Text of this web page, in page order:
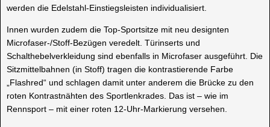
werden die Edelstahl-Einstiegsleisten individualisiert.
Innen wurden zudem die Top-Sportsitze mit neu designten
Microfaser-/Stoff-Bezügen veredelt. Türinserts und
Schalthebelverkleidung sind ebenfalls in Microfaser ausgeführt. Die
Sitzmittelbahnen (in Stoff) tragen die kontrastierende Farbe
„Flashred“ und schlagen damit unter anderem die Brücke zu den
roten Kontrastnähten des Sportlenkrades. Das ist – wie im
Rennsport – mit einer roten 12-Uhr-Markierung versehen.